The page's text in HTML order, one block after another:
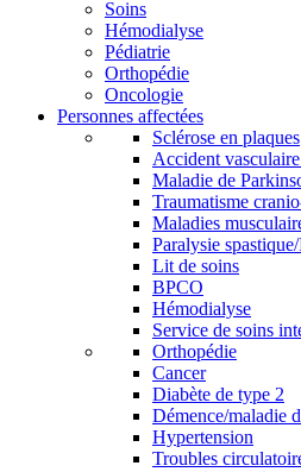
Soins
Hémodialyse
Pédiatrie
Orthopédie
Oncologie
Personnes affectées
Sclérose en plaques
Accident
Maladie de
Traumatisme
Maladies
Paralysie
Lit de soins
BPCO
Hémodialyse
Service de soins
Orthopédie
Cancer
Diabète de type 2
Démence/maladie
Hypertension
Troubles